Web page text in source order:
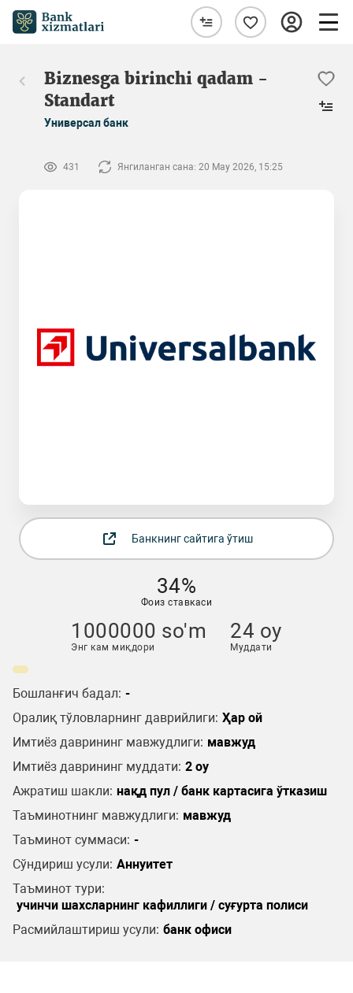
Biznesga birinchi qadam -
Standart
Универсал банк
431 Янгиланган сана: 20 May 2026, 15:25
Банкнинг сайтига ўтиш
34%
Фоиз ставкаси
1000000 so'm
Энг кам миқдори
24 oy
Муддати
Бошланғич бадал: -
Оралиқ тўловларнинг даврийлиги: Ҳар ой
Имтиёз даврининг мавжудлиги: мавжуд
Имтиёз даврининг муддати: 2 oy
Ажратиш шакли: нақд пул / банк картасига ўтказиш
Таъминотнинг мавжудлиги: мавжуд
Таъминот суммаси: -
Сўндириш усули: Аннуитет
Таъминот тури:
учинчи шахсларнинг кафиллиги / суғурта полиси
Расмийлаштириш усули: банк офиси